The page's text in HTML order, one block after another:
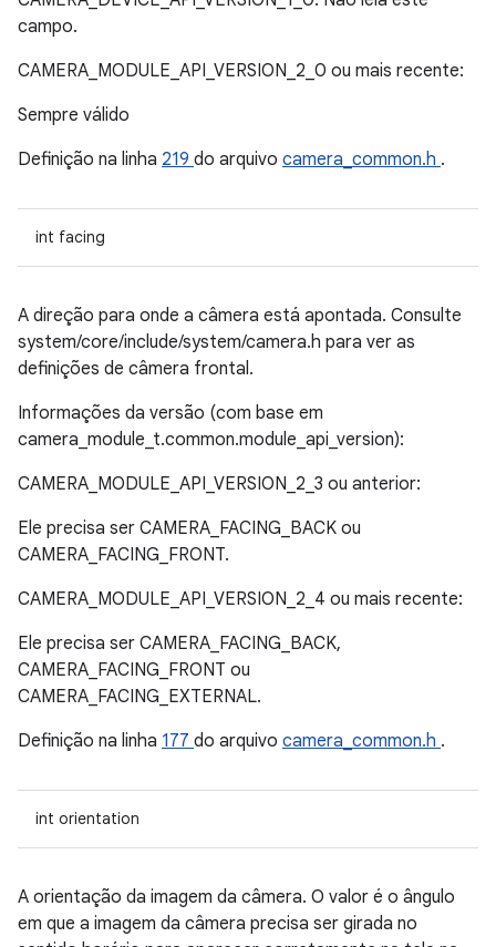
campo.
CAMERA_MODULE_API_VERSION_2_0 ou mais recente:
Sempre válido
Definição na linha 219 do arquivo camera_common.h .
int facing
A direção para onde a câmera está apontada. Consulte
system/core/include/system/camera.h para ver as
definições de câmera frontal.
Informações da versão (com base em
camera_module_t.common.module_api_version):
CAMERA_MODULE_API_VERSION_2_3 ou anterior:
Ele precisa ser CAMERA_FACING_BACK ou
CAMERA_FACING_FRONT.
CAMERA_MODULE_API_VERSION_2_4 ou mais recente:
Ele precisa ser CAMERA_FACING_BACK,
CAMERA_FACING_FRONT ou
CAMERA_FACING_EXTERNAL.
Definição na linha 177 do arquivo camera_common.h .
int orientation
A orientação da imagem da câmera. O valor é o ângulo
em que a imagem da câmera precisa ser girada no